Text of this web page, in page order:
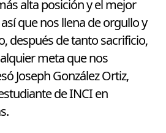
alta posición y el mejor
que nos llena de orgullo y
después de tanto sacrificio,
meta que nos
Joseph González Ortiz,
de INCI en